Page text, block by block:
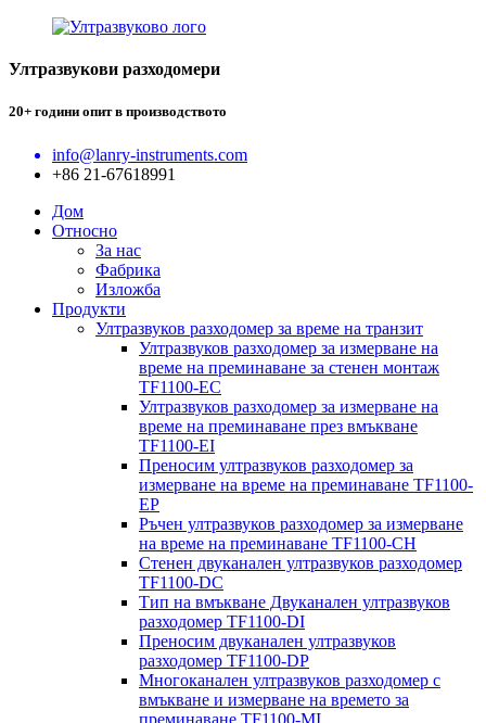
Ултразвукови разходомери
20+ години опит в производството
info@lanry-instruments.com
+86 21-67618991
Дом
Относно
За нас
Фабрика
Изложба
Продукти
Ултразвуков разходомер за време на транзит
Ултразвуков разходомер за измерване на
време на преминаване за стенен монтаж
TF1100-EC
Ултразвуков разходомер за измерване на
време на преминаване през вмъкване
TF1100-EI
Преносим ултразвуков разходомер за
измерване на време на преминаване TF1100-
EP
Ръчен ултразвуков разходомер за измерване
на време на преминаване TF1100-CH
Стенен двуканален ултразвуков разходомер
TF1100-DC
Тип на вмъкване Двуканален ултразвуков
разходомер TF1100-DI
Преносим двуканален ултразвуков
разходомер TF1100-DP
Многоканален ултразвуков разходомер с
вмъкване и измерване на времето за
преминаване TF1100-MI